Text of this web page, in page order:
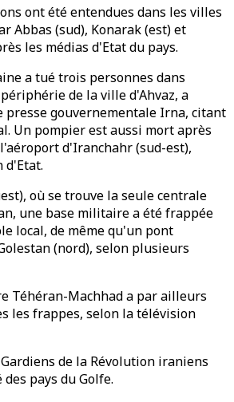
ont été entendues dans les villes
Abbas (sud), Konarak (est) et
les médias d'Etat du pays.
a tué trois personnes dans
de la ville d'Ahvaz, a
presse gouvernementale Irna, citant
Un pompier est aussi mort après
d'Iranchahr (sud-est),
d'Etat.
où se trouve la seule centrale
une base militaire a été frappée
local, de même qu'un pont
(nord), selon plusieurs
Téhéran-Machhad a par ailleurs
les frappes, selon la télévision
de la Révolution iraniens
pays du Golfe.